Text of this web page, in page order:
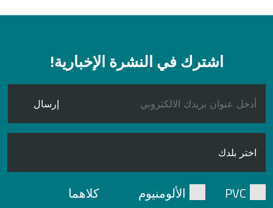
اشترك في النشرة الإخبارية!
إرسال
PVC الألومنيوم كلاهما